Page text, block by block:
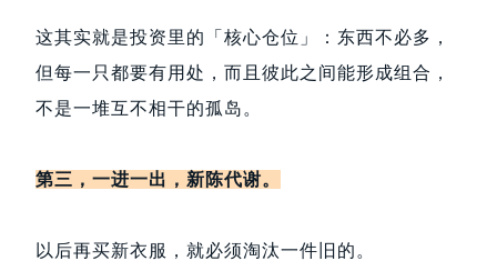
这其实就是投资里的「核心仓位」：东西不必多，
但每一只都要有用处，而且彼此之间能形成组合，
不是一堆互不相干的孤岛。
第三，一进一出，新陈代谢。
以后再买新衣服，就必须淘汰一件旧的。